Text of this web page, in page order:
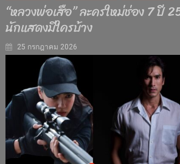
“หลวงพ่อเสือ” ละครใหม่ช่อง 7 ปี
นักแสดงมีใครบ้าง
25 กรกฎาคม 2026